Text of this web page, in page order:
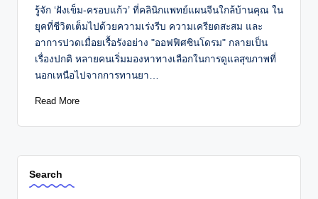
รู้จัก ‘ฝังเข็ม-ครอบแก้ว’ ที่คลินิกแพทย์แผนจีนใกล้บ้านคุณ ใน
ยุคที่ชีวิตเต็มไปด้วยความเร่งรีบ ความเครียดสะสม และ
อาการปวดเมื่อยเรื้อรังอย่าง "ออฟฟิศซินโดรม" กลายเป็น
เรื่องปกติ หลายคนเริ่มมองหาทางเลือกในการดูแลสุขภาพที่
นอกเหนือไปจากการทานยา…
Read More
Search